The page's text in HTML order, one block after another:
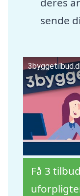
sende
Få 3